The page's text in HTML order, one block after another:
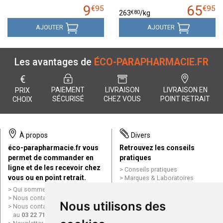
Nous utilisons des
9€95
AJOUTER
65€95
263€80/kg
AJOUTER
Les avantages de ÉCO-PARAPHARMACIE.FR
€
PRIX
CHOIX
PAIEMENT
SÉCURISÉ
LIVRAISON
CHEZ VOUS
LIVRAISON EN
POINT RETRAIT
À propos
éco-parapharmacie.fr vous
permet de commander en
ligne et de les recevoir chez
vous ou en point retrait.
Qui sommes nous ?
Nous contacter par e-mail
Nous contacter par téléphone
au 03 22 71 64 10
Divers
Retrouvez les conseils
pratiques
Conseils pratiques
Marques & Laboratoires
Mentions légales
Données personnelles